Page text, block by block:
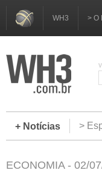
WH3 > O
+ Notícias >
ECONOMIA - 02/